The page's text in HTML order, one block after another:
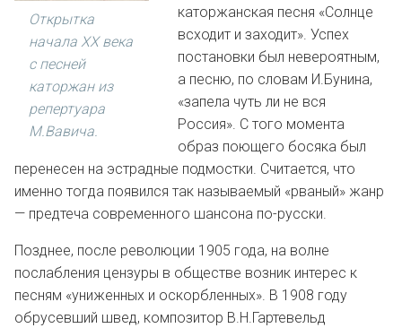
Открытка
начала ХХ века
с песней
каторжан из
репертуара
М.Вавича.
каторжанская песня «Солнце
всходит и заходит». Успех
постановки был невероятным,
а песню, по словам И.Бунина,
«запела чуть ли не вся
Россия». С того момента
образ поющего босяка был
перенесен на эстрадные подмостки. Считается, что
именно тогда появился так называемый «рваный» жанр
— предтеча современного шансона по-русски.
Позднее, после революции 1905 года, на волне
послабления цензуры в обществе возник интерес к
песням «униженных и оскорбленных». В 1908 году
обрусевший швед, композитор В.Н.Гартевельд